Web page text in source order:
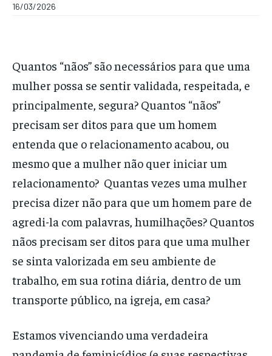
16/03/2026
Quantos “nãos” são necessários para que uma
mulher possa se sentir validada, respeitada, e
principalmente, segura? Quantos “nãos”
precisam ser ditos para que um homem
entenda que o relacionamento acabou, ou
mesmo que a mulher não quer iniciar um
relacionamento? Quantas vezes uma mulher
precisa dizer não para que um homem pare de
agredi-la com palavras, humilhações? Quantos
nãos precisam ser ditos para que uma mulher
se sinta valorizada em seu ambiente de
trabalho, em sua rotina diária, dentro de um
transporte público, na igreja, em casa?
Estamos vivenciando uma verdadeira